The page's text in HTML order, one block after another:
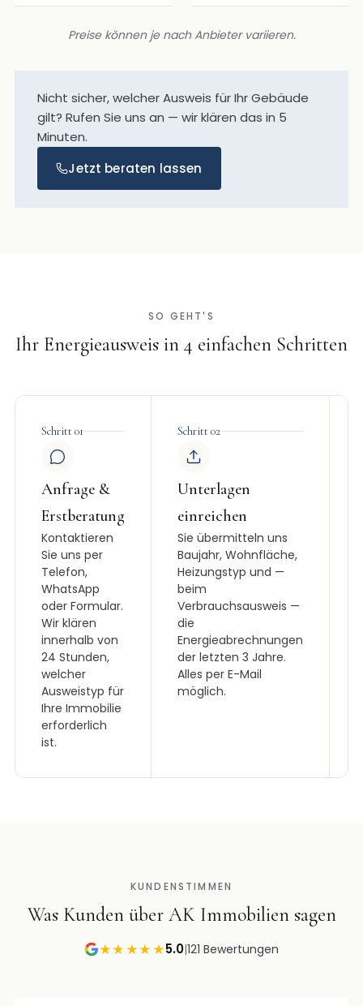
Preise können je nach Anbieter variieren.
Nicht sicher, welcher Ausweis für Ihr Gebäude
gilt? Rufen Sie uns an — wir klären das in 5
Minuten.
Jetzt beraten lassen
SO GEHT'S
Ihr Energieausweis in 4 einfachen Schritten
Schritt 01
Anfrage &
Erstberatung
Kontaktieren
Sie uns per
Telefon,
WhatsApp
oder Formular.
Wir klären
innerhalb von
24 Stunden,
welcher
Ausweistyp für
Ihre Immobilie
erforderlich
ist.
Schritt 02
Unterlagen
einreichen
Sie übermitteln uns
Baujahr, Wohnfläche,
Heizungstyp und —
beim
Verbrauchsausweis —
die
Energieabrechnungen
der letzten 3 Jahre.
Alles per E-Mail
möglich.
KUNDENSTIMMEN
Was Kunden über AK Immobilien sagen
★★★★★5.0|121 Bewertungen